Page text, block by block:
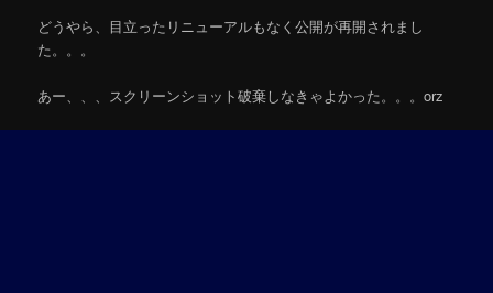
どうやら、目立ったリニューアルもなく公開が再開されまし
た。。。
あー、、、スクリーンショット破棄しなきゃよかった。。。orz